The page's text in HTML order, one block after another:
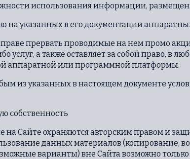
использования информации,
на указанных в его документации
прервать проводимые на нем промо
услуг, а также оставляет за собой право, в
аппаратной или программной платформы.
из указанных в настоящем документе
собственность
на Сайте охраняются авторским правом и
данных материалов (копирование,
варианты) вне Сайта возможно